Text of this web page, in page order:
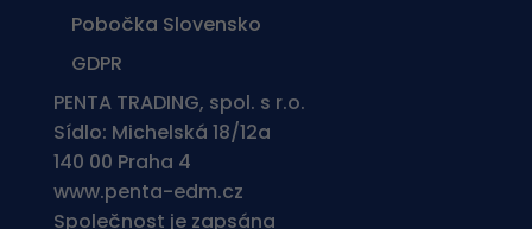
Pobočka Slovensko
GDPR
PENTA TRADING, spol. s r.o.
Sídlo: Michelská 18/12a
140 00 Praha 4
www.penta-edm.cz
Společnost je zapsána